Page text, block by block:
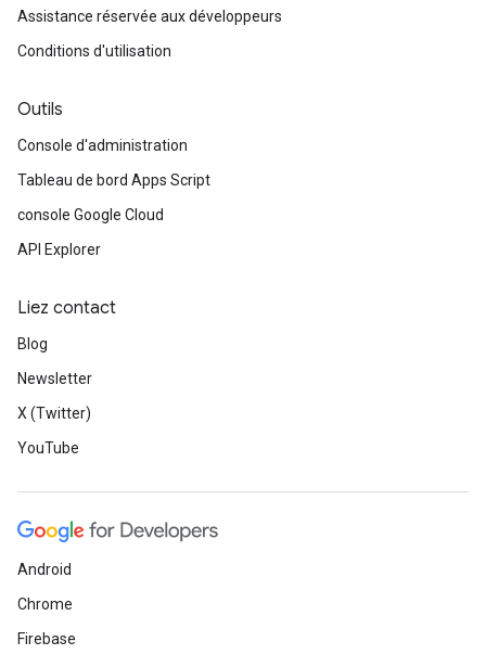
Assistance réservée aux développeurs
Conditions d'utilisation
Outils
Console d'administration
Tableau de bord Apps Script
console Google Cloud
API Explorer
Liez contact
Blog
Newsletter
X (Twitter)
YouTube
Android
Chrome
Firebase